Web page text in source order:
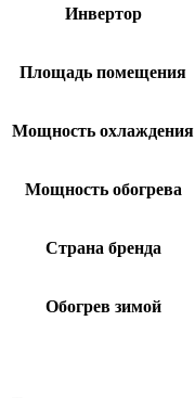
Инвертор
Площадь помещения
Мощность охлаждения
Мощность обогрева
Страна бренда
Обогрев зимой